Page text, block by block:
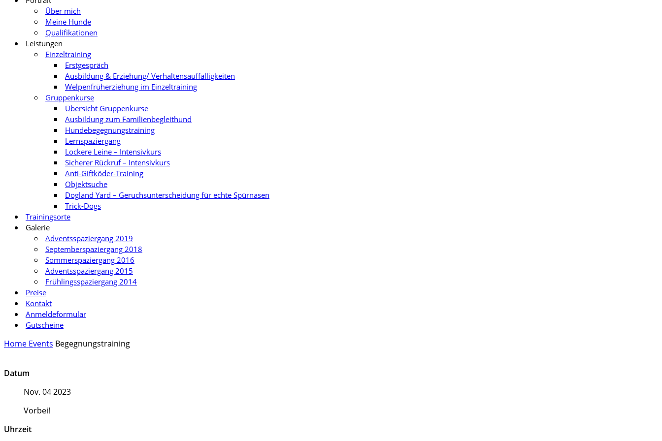
Über mich
Meine Hunde
Qualifikationen
Leistungen
Einzeltraining
Erstgespräch
Ausbildung & Erziehung/ Verhaltensauffälligkeiten
Welpenfrüherziehung im Einzeltraining
Gruppenkurse
Übersicht Gruppenkurse
Ausbildung zum Familienbegleithund
Hundebegegnungstraining
Lernspaziergang
Lockere Leine – Intensivkurs
Sicherer Rückruf – Intensivkurs
Anti-Giftköder-Training
Objektsuche
Dogland Yard – Geruchsunterscheidung für echte Spürnasen
Trick-Dogs
Trainingsorte
Galerie
Adventsspaziergang 2019
Septemberspaziergang 2018
Sommerspaziergang 2016
Adventsspaziergang 2015
Frühlingsspaziergang 2014
Preise
Kontakt
Anmeldeformular
Gutscheine
Home Events Begegnungstraining
Datum
Nov. 04 2023
Vorbei!
Uhrzeit